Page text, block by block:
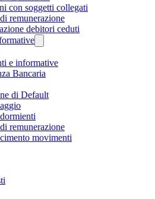
con soggetti collegati
remunerazione
debitori ceduti
e informative
Bancaria
di Default
remunerazione
movimenti